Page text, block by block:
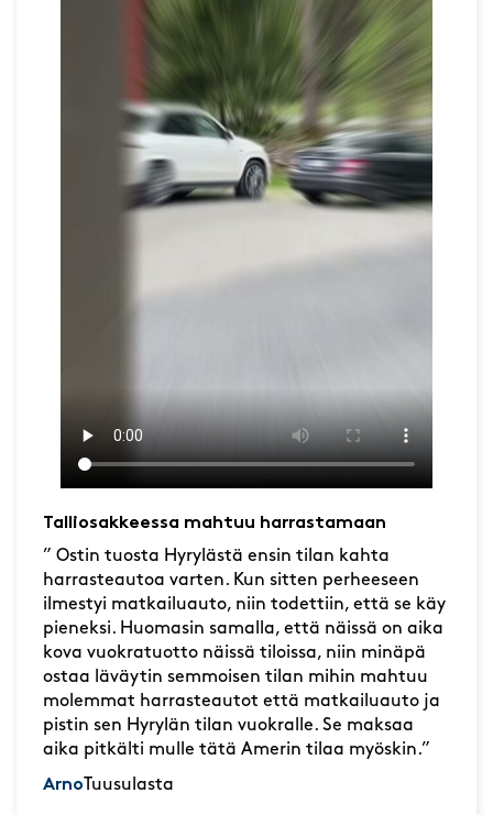
Talliosakkeessa mahtuu harrastamaan
” Ostin tuosta Hyrylästä ensin tilan kahta
harrasteautoa varten. Kun sitten perheeseen
ilmestyi matkailuauto, niin todettiin, että se käy
pieneksi. Huomasin samalla, että näissä on aika
kova vuokratuotto näissä tiloissa, niin minäpä
ostaa läväytin semmoisen tilan mihin mahtuu
molemmat harrasteautot että matkailuauto ja
pistin sen Hyrylän tilan vuokralle. Se maksaa
aika pitkälti mulle tätä Amerin tilaa myöskin.”
Arno Tuusulasta